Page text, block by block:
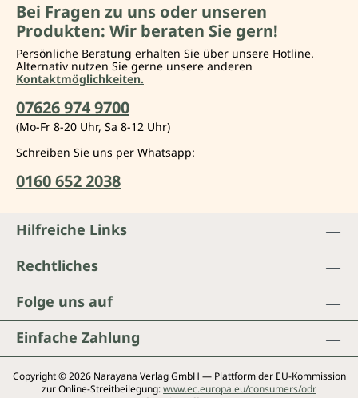
Bei Fragen zu uns oder unseren
Produkten: Wir beraten Sie gern!
Persönliche Beratung erhalten Sie über unsere Hotline.
Alternativ nutzen Sie gerne unsere anderen
Kontaktmöglichkeiten.
07626 974 9700
(Mo-Fr 8-20 Uhr, Sa 8-12 Uhr)
Schreiben Sie uns per Whatsapp:
0160 652 2038
Folge uns auf
Einfache Zahlung
Hilfreiche Links
Rechtliches
Copyright © 2026 Narayana Verlag GmbH — Plattform der EU-Kommission
zur Online-Streitbeilegung:www.ec.europa.eu/consumers/odr